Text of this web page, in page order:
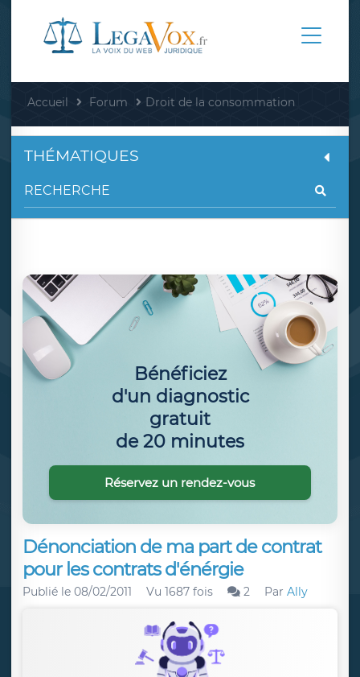
Accueil Forum Droit de la consommation
Dénonciation de ma part de contrat
pour les contrats d'énérgie
Publié le 08/02/2011 Vu 1687 fois 2 Par Ally
THÉMATIQUES
Bénéficiez
d'un diagnostic
gratuit
de 20 minutes
Réservez un rendez-vous